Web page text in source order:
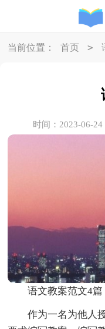
当前位置： 首页 >
时间：2023-06-24
语文教案范文4篇
作为一名为他人